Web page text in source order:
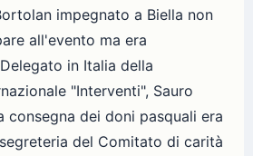
impegnato a Biella non
all'evento ma era
in Italia della
"Interventi", Sauro
consegna dei doni pasquali era
del Comitato di carità